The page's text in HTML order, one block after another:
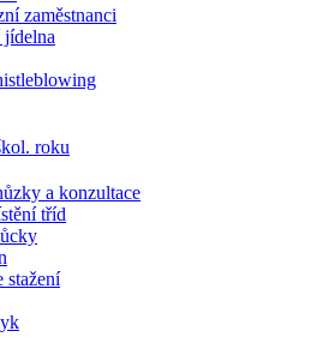
zaměstnanci
roku
a konzultace
tříd
stažení